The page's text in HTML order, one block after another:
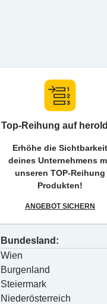
Top-Reihung auf
Erhöhe die Sichtbarkeit
deines Unternehmens
unseren TOP-Reihung
Produkten!
ANGEBOT SICHERN
Bundesland:
Wien
Burgenland
Steiermark
Niederösterreich